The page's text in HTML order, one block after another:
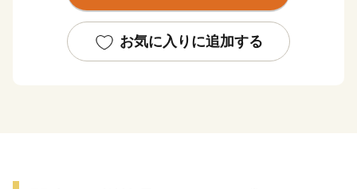
印南町は歴史も古く、数々の伝説や言伝えを残す歴史遺
産が町内に多く点在するなど、観光面でも魅力を秘めた
お気に入りに追加する